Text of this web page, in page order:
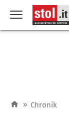
» Chronik